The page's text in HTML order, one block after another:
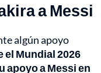
a Messi
algún apoyo
el Mundial 2026
apoyo a Messi en